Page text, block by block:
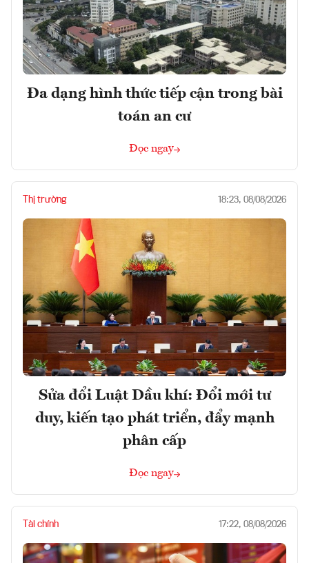
Đa dạng hình thức tiếp cận trong bài
toán an cư
Đọc ngay
Thị trường 18:23, 08/08/2026
Sửa đổi Luật Dầu khí: Đổi mới tư
duy, kiến tạo phát triển, đẩy mạnh
phân cấp
Đọc ngay
Tài chính 17:22, 08/08/2026